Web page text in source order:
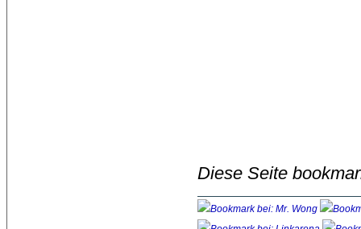
Diese Seite